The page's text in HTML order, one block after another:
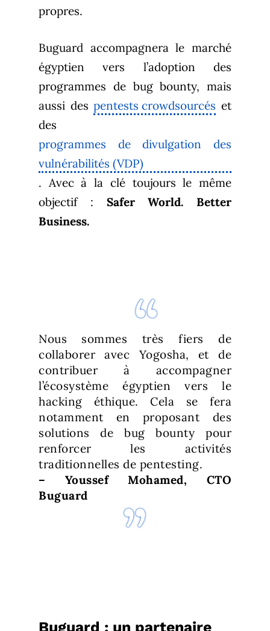
propres.
Buguard accompagnera le marché
égyptien vers l’adoption des
programmes de bug bounty, mais
aussi despentests crowdsourcés et
des
programmes de divulgation des
vulnérabilités (VDP)
. Avec à la clé toujours le même
objectif : Safer World. Better
Business.
Nous sommes très fiers de
collaborer avec Yogosha, et de
contribuer à accompagner
l’écosystème égyptien vers le
hacking éthique. Cela se fera
notamment en proposant des
solutions de bug bounty pour
renforcer les activités
traditionnelles de pentesting.
– Youssef Mohamed, CTO
Buguard
Buguard : un partenaire